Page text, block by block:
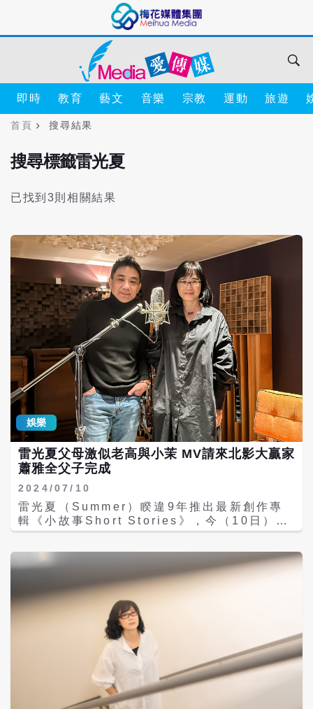
即時 教育 藝文 音樂 宗教 運動 旅遊
首頁 搜尋結果
搜尋標籤雷光夏
已找到3則相關結果
娛樂
雷光夏父母激似老高與小茉 MV請來北影大贏家
蕭雅全父子完成
2024/07/10
雷光夏（Summer）睽違9年推出最新創作專
輯《小故事Short Stories》，今（10日）實
體專輯正式上市，卻因為樂迷預購動作太熱
輯都沒有的「奇景」，等於是未發片就絕版。
雷光夏得知既驚又喜，表示自己成為創作歌手
以來，「第一次碰到這種情形，真是美麗的遺
憾。」目前未有再版考量，大家可透過串流聆
賞。而MV請來老友蕭雅全合作，腳本是蕭雅全
正就讀大學電影科系的兒子撰寫，透露了兩人
之間的好交情。 〈小故事〉的誕生源自雷光夏
觀察父母相處的細節，「爸媽相遇之初，爸爸
就開始為當時的少女媽媽講故事，後來，這成
了他們之間愛的表達方式。」雷光夏表示：
「這首歌想表達的是，有那麼一些時刻，你跟